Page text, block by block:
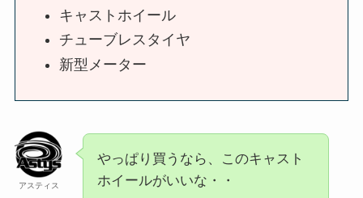
キャストホイール
チューブレスタイヤ
新型メーター
アスティス
やっぱり買うなら、このキャスト
ホイールがいいな・・